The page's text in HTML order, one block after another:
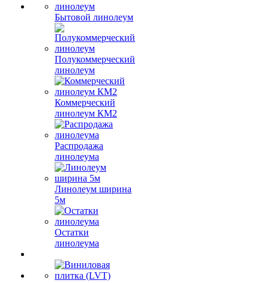
Бытовой линолеум
Полукоммерческий
линолеум
Коммерческий
линолеум КМ2
Распродажа
линолеума
Линолеум ширина
5м
Остатки
линолеума